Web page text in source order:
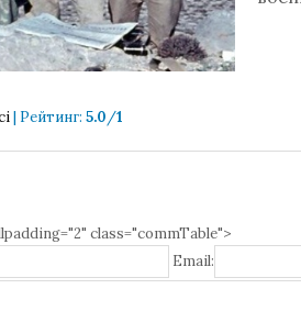
| Рейтинг: 5.0/1
class="commTable">
Email: